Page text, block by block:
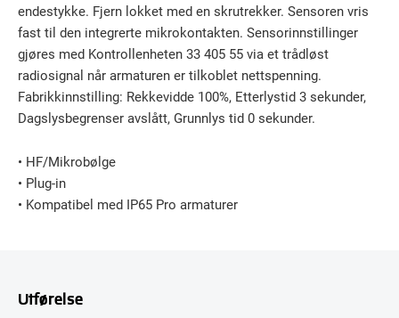
endestykke. Fjern lokket med en skrutrekker. Sensoren vris
fast til den integrerte mikrokontakten. Sensorinnstillinger
gjøres med Kontrollenheten 33 405 55 via et trådløst
radiosignal når armaturen er tilkoblet nettspenning.
Fabrikkinnstilling: Rekkevidde 100%, Etterlystid 3 sekunder,
Dagslysbegrenser avslått, Grunnlys tid 0 sekunder.
• HF/Mikrobølge
• Plug-in
• Kompatibel med IP65 Pro armaturer
Utførelse